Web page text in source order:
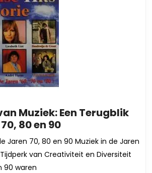
Muziek: Een Terugblik
80 en 90De
Evolutie
van
Muziek:
Jaren 70, 80 en 90 Muziek in de Jaren
van Creativiteit en Diversiteit
90 waren